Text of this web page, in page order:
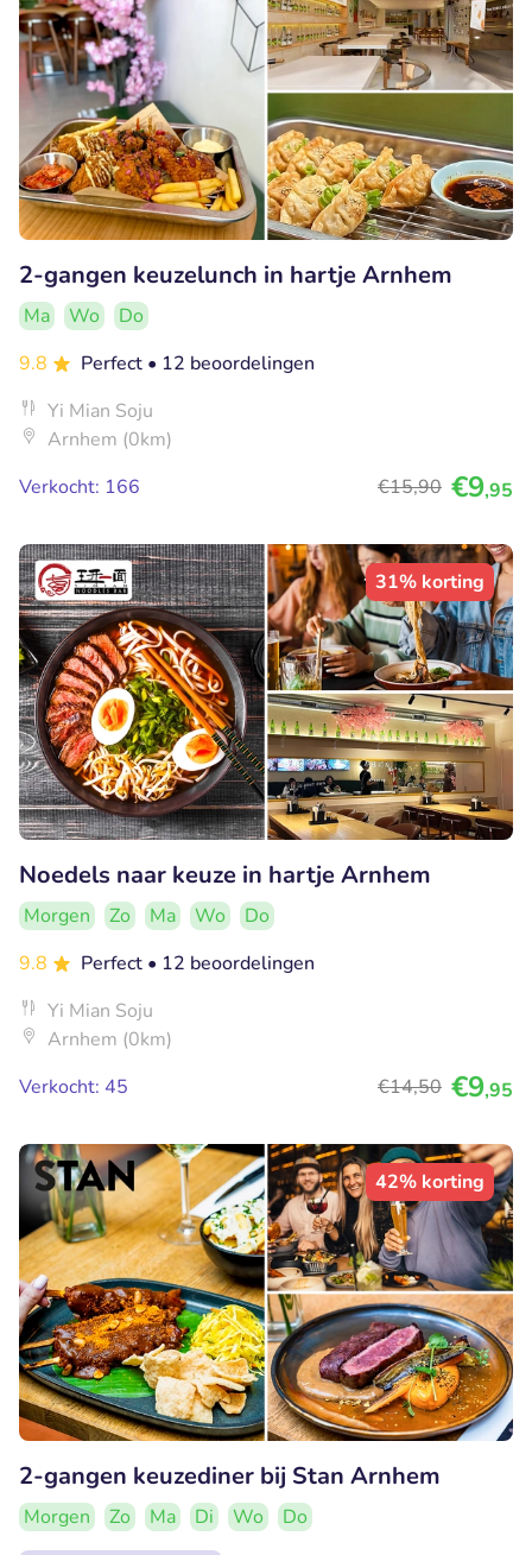
2-gangen keuzelunch in hartje Arnhem
Ma Wo
Do
9.8
Perfect • 12 beoordelingen
Yi Mian Soju
Arnhem (0km)
Verkocht: 166
€15,90 €9,95
31% korting
Noedels naar keuze in hartje Arnhem
Morgen Zo Ma Wo
Do
9.8
Perfect • 12 beoordelingen
Yi Mian Soju
Arnhem (0km)
Verkocht: 45
€14,50 €9,95
42% korting
2-gangen keuzediner bij Stan Arnhem
Morgen Zo Ma Di Wo
Do